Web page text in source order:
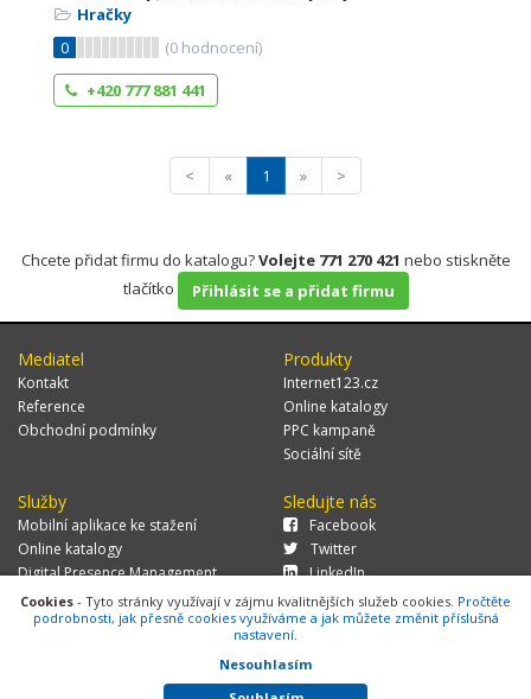
Hračky
0
(0 hodnocení)
+420 777 881 441
< « 1 » >
Chcete přidat firmu do katalogu?Volejte 771 270 421 nebo stiskněte
tlačítko
Přihlásit se a přidat firmu
Mediatel
Kontakt
Reference
Obchodní podmínky
Produkty
Internet123.cz
Online katalogy
PPC kampaně
Sociální sítě
Služby
Mobilní aplikace ke stažení
Online katalogy
Digital Presence Management
Více zákazníků
Sledujte nás
Facebook
Twitter
LinkedIn
© 2026 MEDIATEL CZ, s.r.o.,Za Potokem 46/4, 106 00 Praha 10, tel.:
+420 771 270 421, verze 1.29.0.143,
Cookies
Cookies - Tyto stránky využívají v zájmu kvalitnějších služeb cookies. Pročtěte
podrobnosti, jak přesně cookies využíváme a jak můžete změnit příslušná
nastavení.
Nesouhlasím